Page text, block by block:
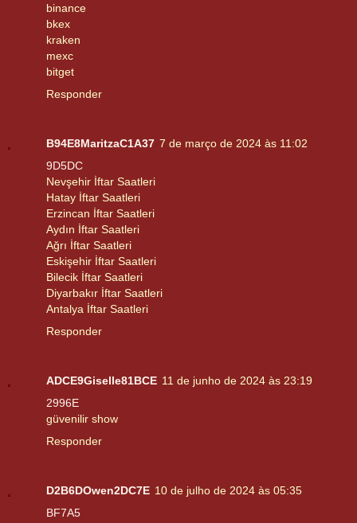
binance
bkex
kraken
mexc
bitget
Responder
B94E8MaritzaC1A37 7 de março de 2024 às 11:02
9D5DC
Nevşehir İftar Saatleri
Hatay İftar Saatleri
Erzincan İftar Saatleri
Aydın İftar Saatleri
Ağrı İftar Saatleri
Eskişehir İftar Saatleri
Bilecik İftar Saatleri
Diyarbakır İftar Saatleri
Antalya İftar Saatleri
Responder
ADCE9Giselle81BCE 11 de junho de 2024 às 23:19
2996E
güvenilir show
Responder
D2B6DOwen2DC7E 10 de julho de 2024 às 05:35
BF7A5